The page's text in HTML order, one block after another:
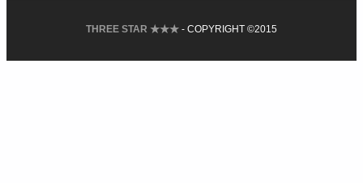
THREE STAR ★★★ - COPYRIGHT ©2015